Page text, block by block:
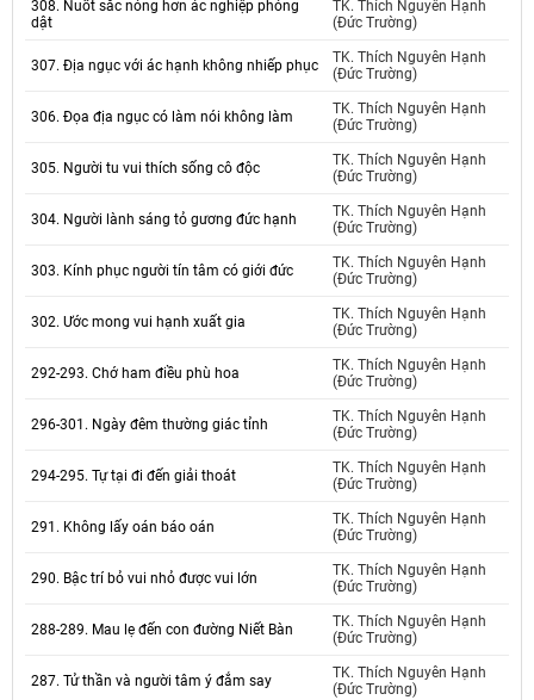
308. Nuốt sắc nóng hơn ác nghiệp phóng
dật
TK. Thích Nguyên Hạnh
(Đức Trường)
307. Địa ngục với ác hạnh không nhiếp phục
TK. Thích Nguyên Hạnh
(Đức Trường)
306. Đọa địa ngục có làm nói không làm
TK. Thích Nguyên Hạnh
(Đức Trường)
305. Người tu vui thích sống cô độc
TK. Thích Nguyên Hạnh
(Đức Trường)
304. Người lành sáng tỏ gương đức hạnh
TK. Thích Nguyên Hạnh
(Đức Trường)
303. Kính phục người tín tâm có giới đức
TK. Thích Nguyên Hạnh
(Đức Trường)
302. Ước mong vui hạnh xuất gia
TK. Thích Nguyên Hạnh
(Đức Trường)
292-293. Chớ ham điều phù hoa
TK. Thích Nguyên Hạnh
(Đức Trường)
296-301. Ngày đêm thường giác tỉnh
TK. Thích Nguyên Hạnh
(Đức Trường)
294-295. Tự tại đi đến giải thoát
TK. Thích Nguyên Hạnh
(Đức Trường)
291. Không lấy oán báo oán
TK. Thích Nguyên Hạnh
(Đức Trường)
290. Bậc trí bỏ vui nhỏ được vui lớn
TK. Thích Nguyên Hạnh
(Đức Trường)
288-289. Mau lẹ đến con đường Niết Bàn
TK. Thích Nguyên Hạnh
(Đức Trường)
287. Tử thần và người tâm ý đắm say
TK. Thích Nguyên Hạnh
(Đức Trường)